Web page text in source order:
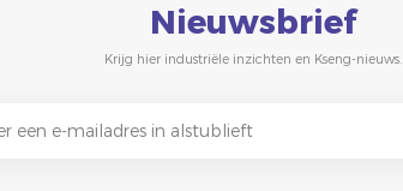
Nieuwsbrief
Krijg hier industriële inzichten en Kseng-nieuws.